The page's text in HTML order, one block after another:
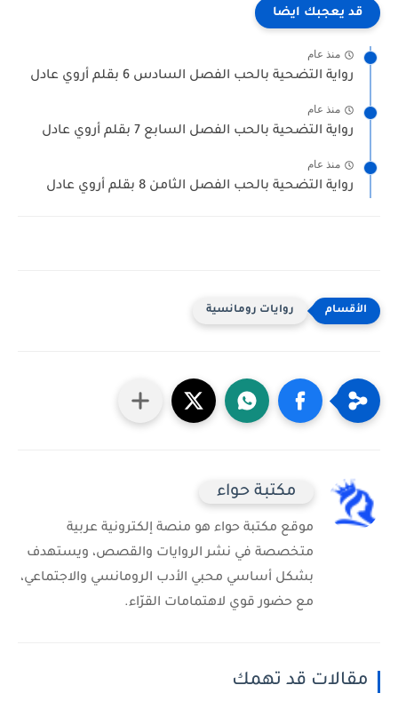
قد يعجبك ايضا
منذ عام
رواية التضحية بالحب الفصل السادس 6 بقلم أروي عادل
منذ عام
رواية التضحية بالحب الفصل السابع 7 بقلم أروي عادل
منذ عام
رواية التضحية بالحب الفصل الثامن 8 بقلم أروي عادل
روايات رومانسية
مكتبة حواء
موقع مكتبة حواء هو منصة إلكترونية عربية
متخصصة في نشر الروايات والقصص، ويستهدف
بشكل أساسي محبي الأدب الرومانسي والاجتماعي،
مع حضور قوي لاهتمامات القرّاء.
مقالات قد تهمك